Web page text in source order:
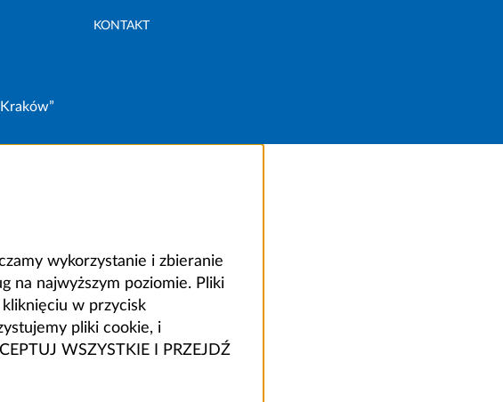
KONTAKT
wykorzystanie i zbieranie
na najwyższym poziomie. Pliki
w przycisk
pliki cookie, i
WSZYSTKIE I PRZEJDŹ